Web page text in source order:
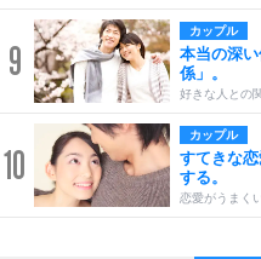
9
カップル
本当の深
係」。
好きな人との
10
カップル
すてきな
する。
恋愛がうまく